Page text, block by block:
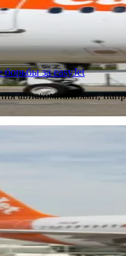
за easyJet
авиакомпаниями,